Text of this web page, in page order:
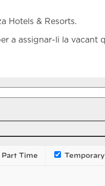
Hotels & Resorts.
a assignar-li la vacant
Part Time Temporary